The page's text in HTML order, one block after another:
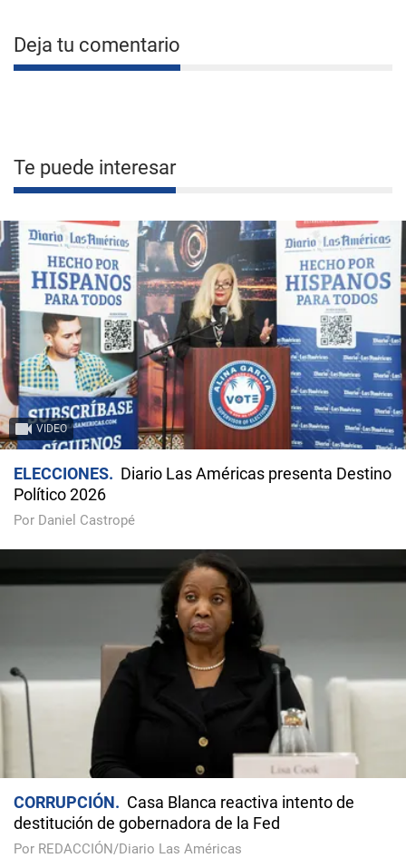
Deja tu comentario
Te puede interesar
VIDEO
ELECCIONES
Diario Las Américas presenta Destino
Político 2026
Por Daniel Castropé
CORRUPCIÓN
Casa Blanca reactiva intento de
destitución de gobernadora de la Fed
Por REDACCIÓN/Diario Las Américas